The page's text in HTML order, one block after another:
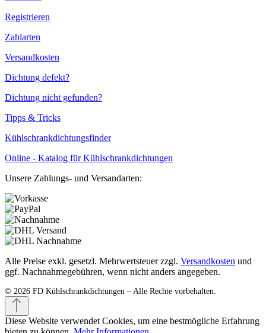
Registrieren
Zahlarten
Versandkosten
Dichtung defekt?
Dichtung nicht gefunden?
Tipps & Tricks
Kühlschrankdichtungsfinder
Online - Katalog für Kühlschrankdichtungen
Unsere Zahlungs- und Versandarten:
Alle Preise exkl. gesetzl. Mehrwertsteuer zzgl. Versandkosten und
ggf. Nachnahmegebühren, wenn nicht anders angegeben.
Diese Website verwendet Cookies, um eine bestmögliche Erfahrung